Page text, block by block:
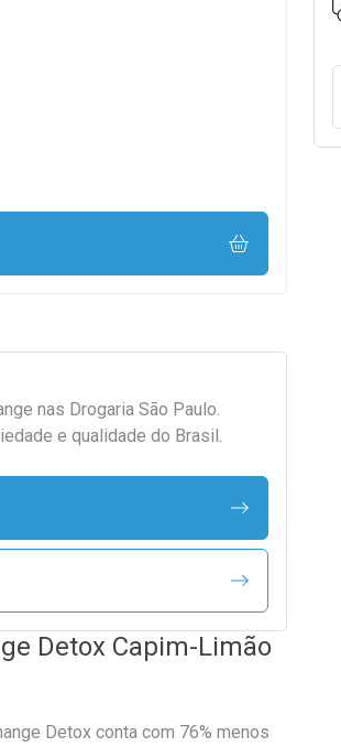
nas Drogaria São Paulo.
e qualidade do Brasil.
Detox Capim-Limão
Detox conta com 76% menos